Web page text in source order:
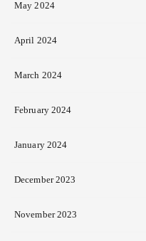
May 2024
April 2024
March 2024
February 2024
January 2024
December 2023
November 2023